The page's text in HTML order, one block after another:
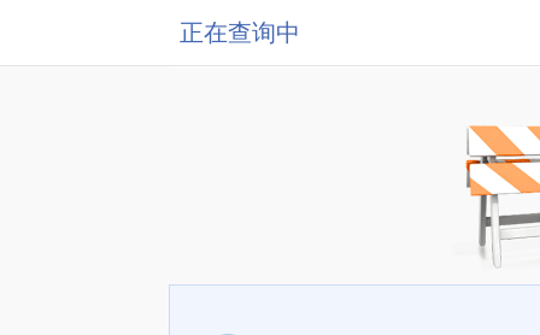
正在查询中